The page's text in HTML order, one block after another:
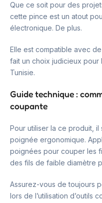
Que ce soit pour des
cette pince est un atout
électronique. De plus.
Elle est compatible avec
fait un choix judicieux pour
Tunisie.
Guide technique :
coupante
Pour utiliser la ce produit,
poignée ergonomique.
poignées pour couper les
des fils de faible diamètre
Assurez-vous de toujours
lors de l’utilisation d’outils